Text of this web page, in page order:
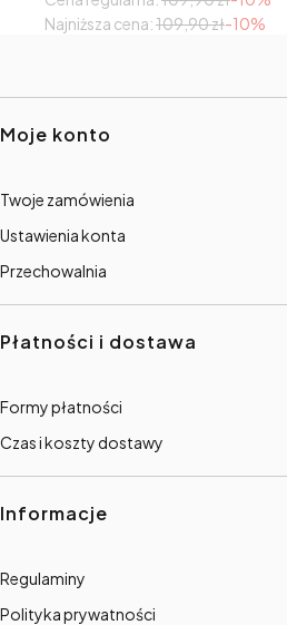
Najniższa cena:109,90 zł-10%
Linki w stopce
Moje konto
Twoje zamówienia
Ustawienia konta
Przechowalnia
Płatności i dostawa
Formy płatności
Czas i koszty dostawy
Informacje
Regulaminy
Polityka prywatności